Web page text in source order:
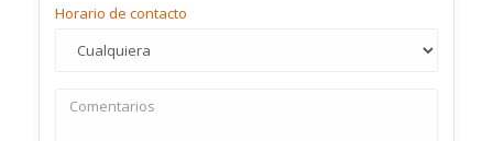
Horario de contacto